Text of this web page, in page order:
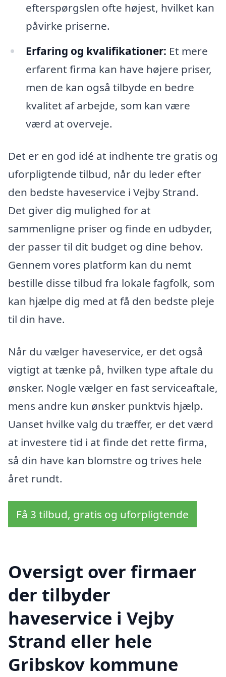
efterspørgslen ofte højest, hvilket kan
påvirke priserne.
Erfaring og kvalifikationer: Et mere
erfarent firma kan have højere priser,
men de kan også tilbyde en bedre
kvalitet af arbejde, som kan være
værd at overveje.
Det er en god idé at indhente tre gratis og
uforpligtende tilbud, når du leder efter
den bedste haveservice i Vejby Strand.
Det giver dig mulighed for at
sammenligne priser og finde en udbyder,
der passer til dit budget og dine behov.
Gennem vores platform kan du nemt
bestille disse tilbud fra lokale fagfolk, som
kan hjælpe dig med at få den bedste pleje
til din have.
Når du vælger haveservice, er det også
vigtigt at tænke på, hvilken type aftale du
ønsker. Nogle vælger en fast serviceaftale,
mens andre kun ønsker punktvis hjælp.
Uanset hvilke valg du træffer, er det værd
at investere tid i at finde det rette firma,
så din have kan blomstre og trives hele
året rundt.
Få 3 tilbud, gratis og uforpligtende
Oversigt over firmaer
der tilbyder
haveservice i Vejby
Strand eller hele
Gribskov kommune